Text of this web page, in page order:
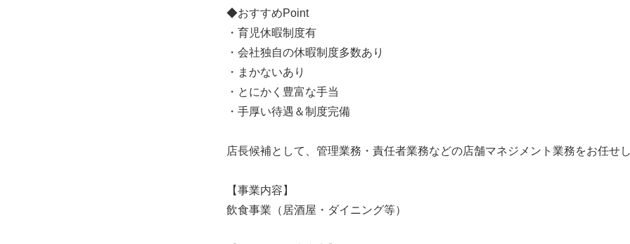
◆おすすめPoint
・育児休暇制度有
・会社独自の休暇制度多数あり
・まかないあり
・とにかく豊富な手当
・手厚い待遇＆制度完備
店長候補として、管理業務・責任者業務などの店舗マネジメント業務をお任せ
【事業内容】
飲食事業（居酒屋・ダイニング等）